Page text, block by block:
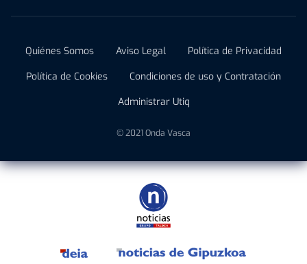
Quiénes Somos Aviso Legal
Política de Privacidad
Política de Cookies
Condiciones de uso y Contratación
Administrar Utiq
© 2021 Onda Vasca